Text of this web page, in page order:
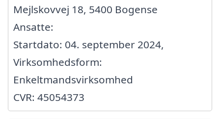
Mejlskovvej 18, 5400 Bogense
Ansatte:
Startdato: 04. september 2024,
Virksomhedsform:
Enkeltmandsvirksomhed
CVR: 45054373